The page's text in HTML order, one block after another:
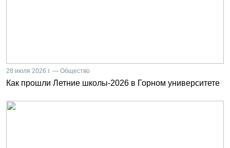
28 июля 2026 г. — Общество
Как прошли Летние школы-2026 в Горном университете